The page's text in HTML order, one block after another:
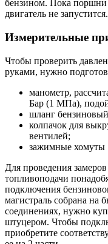
бензином. Пока поршни
двигатель не запустится.
Измерительные
Чтобы проверить
руками, нужно
манометр,
Бар (1 МПа),
шланг
колпачок для
вентилей;
зажимные хомуты
Для проведения
топливоподачи
подключения
магистраль собрана на
соединениях, нужно
штуцером. Чтобы
приобретите